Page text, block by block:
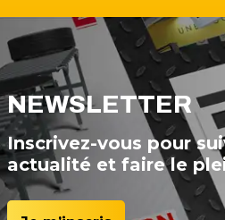
NEWSLETTER
Inscrivez-vous pour
actualité et faire le